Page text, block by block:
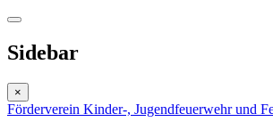
Sidebar
×
Förderverein Kinder-, Jugendfeuerwehr und